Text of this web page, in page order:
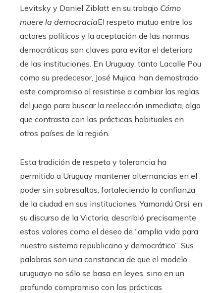
Levitsky y Daniel Ziblatt en su trabajo Cómo
muere la democraciaEl respeto mutuo entre los
actores políticos y la aceptación de las normas
democráticas son claves para evitar el deterioro
de las instituciones. En Uruguay, tanto Lacalle Pou
como su predecesor, José Mujica, han demostrado
este compromiso al resistirse a cambiar las reglas
del juego para buscar la reelección inmediata, algo
que contrasta con las prácticas habituales en
otros países de la región.
Esta tradición de respeto y tolerancia ha
permitido a Uruguay mantener alternancias en el
poder sin sobresaltos, fortaleciendo la confianza
de la ciudad en sus instituciones. Yamandú Orsi, en
su discurso de la Victoria, describió precisamente
estos valores como el deseo de “amplia vida para
nuestro sistema republicano y democrático”. Sus
palabras son una constancia de que el modelo
uruguayo no sólo se basa en leyes, sino en un
profundo compromiso con las prácticas